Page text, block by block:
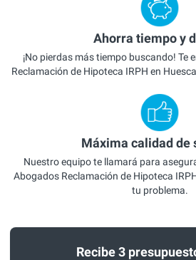
Ahorra tiempo y
¡No pierdas más tiempo buscando! Te
Reclamación de Hipoteca IRPH en
Máxima calidad de
Nuestro equipo te llamará para
Abogados Reclamación de Hipoteca
tu problema.
Recibe 3